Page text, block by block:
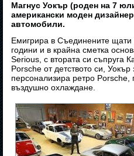
Магнус Уокър (роден на 7
американски моден
автомобили.
Емигрира в Съединените щати
години и в крайна сметка
Serious, с втората си съпруга
Porsche от детството си,
персонализира ретро
въздушно охлаждане.